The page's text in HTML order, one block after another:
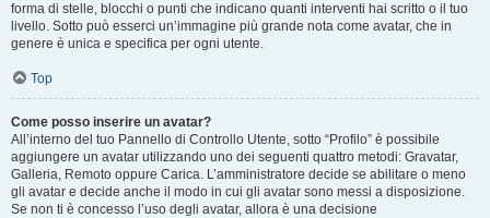
forma di stelle, blocchi o punti che indicano quanti interventi hai scritto o il tuo
livello. Sotto può esserci un’immagine più grande nota come avatar, che in
genere è unica e specifica per ogni utente.
Top
Come posso inserire un avatar?
All’interno del tuo Pannello di Controllo Utente, sotto “Profilo” è possibile
aggiungere un avatar utilizzando uno dei seguenti quattro metodi: Gravatar,
Galleria, Remoto oppure Carica. L’amministratore decide se abilitare o meno
gli avatar e decide anche il modo in cui gli avatar sono messi a disposizione.
Se non ti è concesso l’uso degli avatar, allora è una decisione